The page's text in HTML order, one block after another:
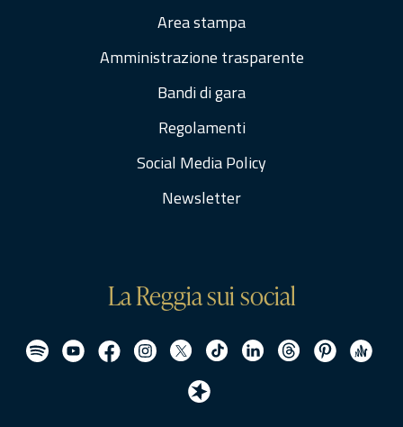
Area stampa
Amministrazione trasparente
Bandi di gara
Regolamenti
Social Media Policy
Newsletter
La Reggia sui social